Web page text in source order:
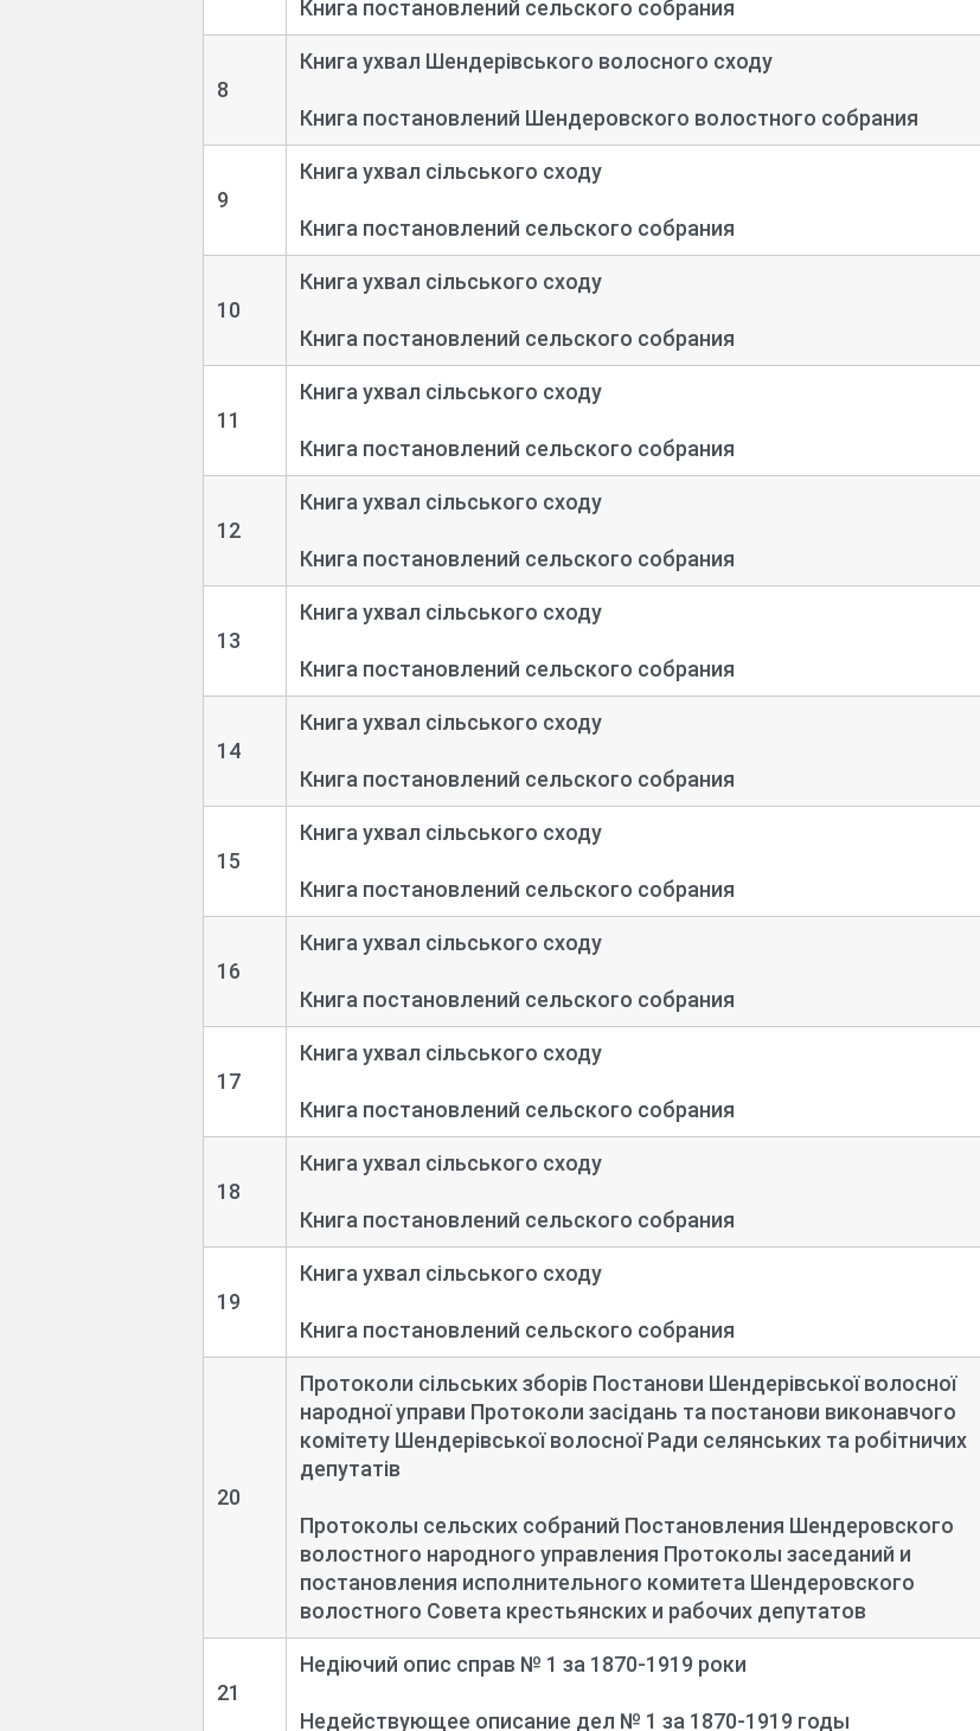
Книга постановлений сельского собрания
8
Книга ухвал Шендерівського волосного сходу
Книга постановлений Шендеровского волостного собрания
9
Книга ухвал сільського сходу
Книга постановлений сельского собрания
10
Книга ухвал сільського сходу
Книга постановлений сельского собрания
11
Книга ухвал сільського сходу
Книга постановлений сельского собрания
12
Книга ухвал сільського сходу
Книга постановлений сельского собрания
13
Книга ухвал сільського сходу
Книга постановлений сельского собрания
14
Книга ухвал сільського сходу
Книга постановлений сельского собрания
15
Книга ухвал сільського сходу
Книга постановлений сельского собрания
16
Книга ухвал сільського сходу
Книга постановлений сельского собрания
17
Книга ухвал сільського сходу
Книга постановлений сельского собрания
18
Книга ухвал сільського сходу
Книга постановлений сельского собрания
19
Книга ухвал сільського сходу
Книга постановлений сельского собрания
20
Протоколи сільських зборів Постанови Шендерівської волосної
народної управи Протоколи засідань та постанови виконавчого
комітету Шендерівської волосної Ради селянських та робітничих
депутатів
Протоколы сельских собраний Постановления Шендеровского
волостного народного управления Протоколы заседаний и
постановления исполнительного комитета Шендеровского
волостного Совета крестьянских и рабочих депутатов
21
Недіючий опис справ № 1 за 1870-1919 роки
Недействующее описание дел № 1 за 1870-1919 годы